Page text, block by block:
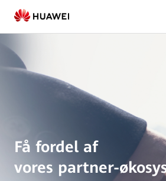
Samlet
FusionSolar
Danmark
Få fordel af
vores partner-